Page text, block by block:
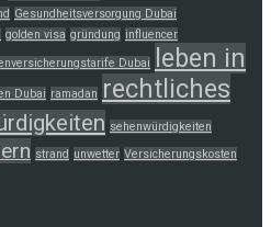
Gesundheitsversorgung Dubai
golden visa gründung influencer
Dubai
leben in
Dubai ramadan rechtliches
sehenwürdigkeiten
strand unwetter Versicherungskosten